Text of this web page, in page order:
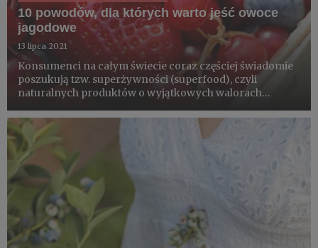
10 powodów, dla których warto jeść owoce
jagodowe
13 lipca 2021
Konsumenci na całym świecie coraz częściej świadomie
poszukują tzw. superżywności (superfood), czyli
naturalnych produktów o wyjątkowych walorach
imbir, kurkumę i goji, a Latynosi po nasiona chia, komosę
ryżową i acai...